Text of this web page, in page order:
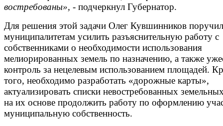
востребованы», - подчеркнул Губернатор.
Для решения этой задачи Олег Кувшинников поручил
муниципалитетам усилить разъяснительную работу с
собственниками о необходимости использования
мелиорированных земель по назначению, а также
контроль за нецелевым использованием площадей.
того, необходимо разработать «дорожные карты»,
актуализировать списки невостребованных
на их основе продолжить работу по оформлению
муниципальную собственность.